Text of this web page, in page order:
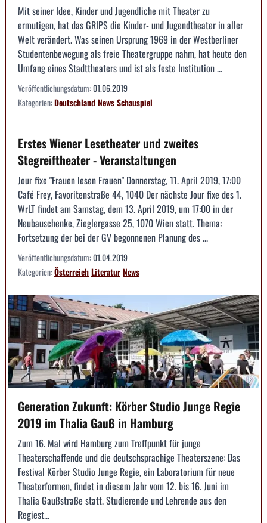
Mit seiner Idee, Kinder und Jugendliche mit Theater zu
ermutigen, hat das GRIPS die Kinder- und Jugendtheater in aller
Welt verändert. Was seinen Ursprung 1969 in der Westberliner
Studentenbewegung als freie Theatergruppe nahm, hat heute den
Umfang eines Stadttheaters und ist als feste Institution ...
Veröffentlichungsdatum:01.06.2019
Kategorien:DeutschlandNewsSchauspiel
Erstes Wiener Lesetheater und zweites
Stegreiftheater - Veranstaltungen
Jour fixe "Frauen lesen Frauen" Donnerstag, 11. April 2019, 17:00
Café Frey, Favoritenstraße 44, 1040 Der nächste Jour fixe des 1.
WrLT findet am Samstag, dem 13. April 2019, um 17:00 in der
Neubauschenke, Zieglergasse 25, 1070 Wien statt. Thema:
Fortsetzung der bei der GV begonnenen Planung des ...
Veröffentlichungsdatum:01.04.2019
Kategorien:ÖsterreichLiteraturNews
Generation Zukunft: Körber Studio Junge Regie
2019 im Thalia Gauß in Hamburg
Zum 16. Mal wird Hamburg zum Treffpunkt für junge
Theaterschaffende und die deutschsprachige Theaterszene: Das
Festival Körber Studio Junge Regie, ein Laboratorium für neue
Theaterformen, findet in diesem Jahr vom 12. bis 16. Juni im
Thalia Gaußstraße statt. Studierende und Lehrende aus den
Regiest...